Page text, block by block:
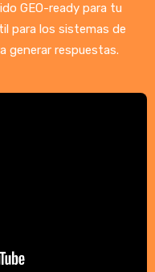
GEO-ready para tu
para los sistemas de
generar respuestas.